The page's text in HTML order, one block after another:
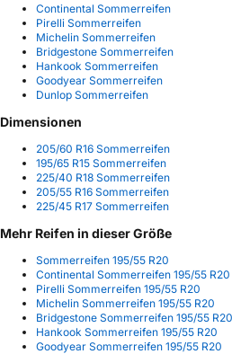
Continental Sommerreifen
Pirelli Sommerreifen
Michelin Sommerreifen
Bridgestone Sommerreifen
Hankook Sommerreifen
Goodyear Sommerreifen
Dunlop Sommerreifen
Dimensionen
205/60 R16 Sommerreifen
195/65 R15 Sommerreifen
225/40 R18 Sommerreifen
205/55 R16 Sommerreifen
225/45 R17 Sommerreifen
Mehr Reifen in dieser Größe
Sommerreifen 195/55 R20
Continental Sommerreifen 195/55 R20
Pirelli Sommerreifen 195/55 R20
Michelin Sommerreifen 195/55 R20
Bridgestone Sommerreifen 195/55 R20
Hankook Sommerreifen 195/55 R20
Goodyear Sommerreifen 195/55 R20